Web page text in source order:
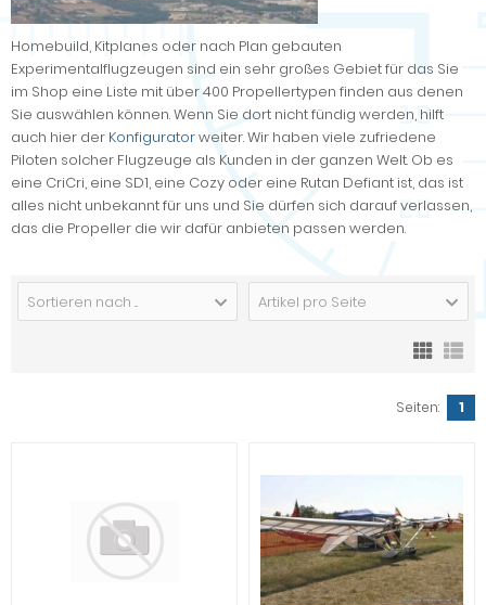
Homebuild, Kitplanes oder nach Plan gebauten
Experimentalflugzeugen sind ein sehr großes Gebiet für das Sie
im Shop eine Liste mit über 400 Propellertypen finden aus denen
Sie auswählen können. Wenn Sie dort nicht fündig werden, hilft
auch hier der Konfiguratorweiter. Wir haben viele zufriedene
Piloten solcher Flugzeuge als Kunden in der ganzen Welt. Ob es
eine CriCri, eine SD1, eine Cozy oder eine Rutan Defiant ist, das ist
alles nicht unbekannt für uns und Sie dürfen sich darauf verlassen,
das die Propeller die wir dafür anbieten passen werden.
Sortieren nach ... Artikel pro Seite
Seiten: 1